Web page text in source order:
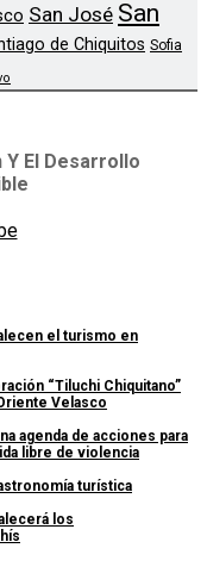
San José San
de Chiquitos Sofia
El Desarrollo
el turismo en
“Tiluchi Chiquitano”
Velasco
agenda de acciones para
libre de violencia
turística
los